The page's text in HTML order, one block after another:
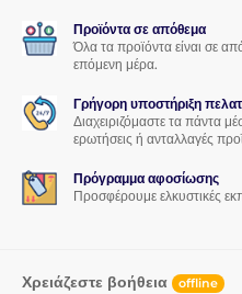
Προϊόντα σε απόθεμα
Όλα τα προϊόντα είναι σε
επόμενη μέρα.
Γρήγορη υποστήριξη
Διαχειριζόμαστε τα πάντα
ερωτήσεις ή ανταλλαγές
Πρόγραμμα αφοσίωσης
Προσφέρουμε ελκυστικές
Χρειάζεστε βοήθεια offline